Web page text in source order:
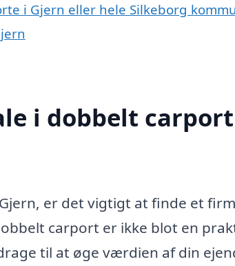
i Gjern eller hele Silkeborg
i dobbelt
er det vigtigt at finde et
carport er ikke blot en
til at øge værdien af din